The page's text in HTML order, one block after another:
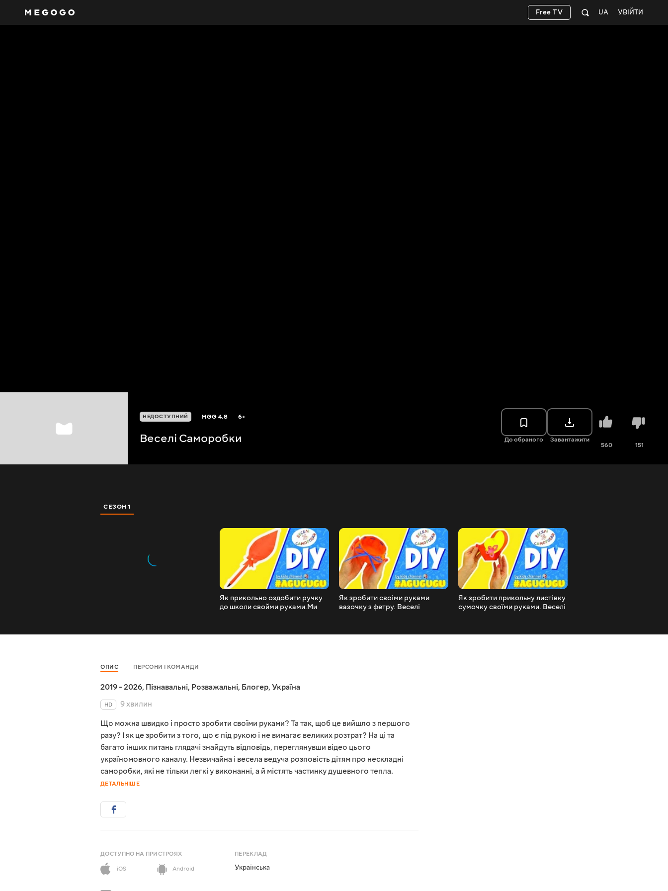
УВІЙТИ
UA
Free TV
НЕДОСТУПНИЙ MGG4.8 6+
Веселі Саморобки До обраного Завантажити
560 151
СЕЗОН 1
Як прикольно оздобити ручку
до школи свойми руками.Ми
Як зробити своіми руками
вазочку з фетру. Веселі
Як зробити прикольну листівку
сумочку своїми руками. Веселі
ОПИС ПЕРСОНИ І КОМАНДИ
2019 - 2026, Пізнавальні, Розважальні, Блогер, Україна
HD
9 хвилин
Що можна швидко і просто зробити своїми руками? Та так, щоб це вийшло з першого
разу? І як це зробити з того, що є під рукою і не вимагає великих розтрат? На ці та
багато інших питань глядачі знайдуть відповідь, переглянувши відео цього
україномовного каналу. Незвичайна і весела ведуча розповість дітям про нескладні
саморобки, які не тільки легкі у виконанні, а й містять частинку душевного тепла.
ДЕТАЛЬНІШЕ
ДОСТУПНО НА ПРИСТРОЯХ
iOS
Android
ПЕРЕКЛАД
Українська